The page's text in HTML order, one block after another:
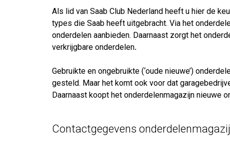
Als lid van Saab Club Nederland heeft u hier de
types die Saab heeft uitgebracht. Via het
onderdelen aanbieden. Daarnaast zorgt het
verkrijgbare onderdelen.
Gebruikte en ongebruikte (‘oude nieuwe’)
gesteld. Maar het komt ook voor dat
Daarnaast koopt het onderdelenmagazijn nieuwe
Contactgegevens